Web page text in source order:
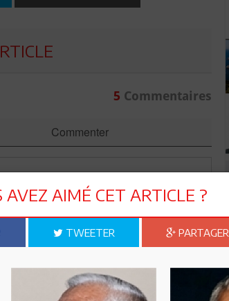
5 Commentaires
Commenter
AVEZ AIMÉ CET ARTICLE ?
TWEETER PARTAGER